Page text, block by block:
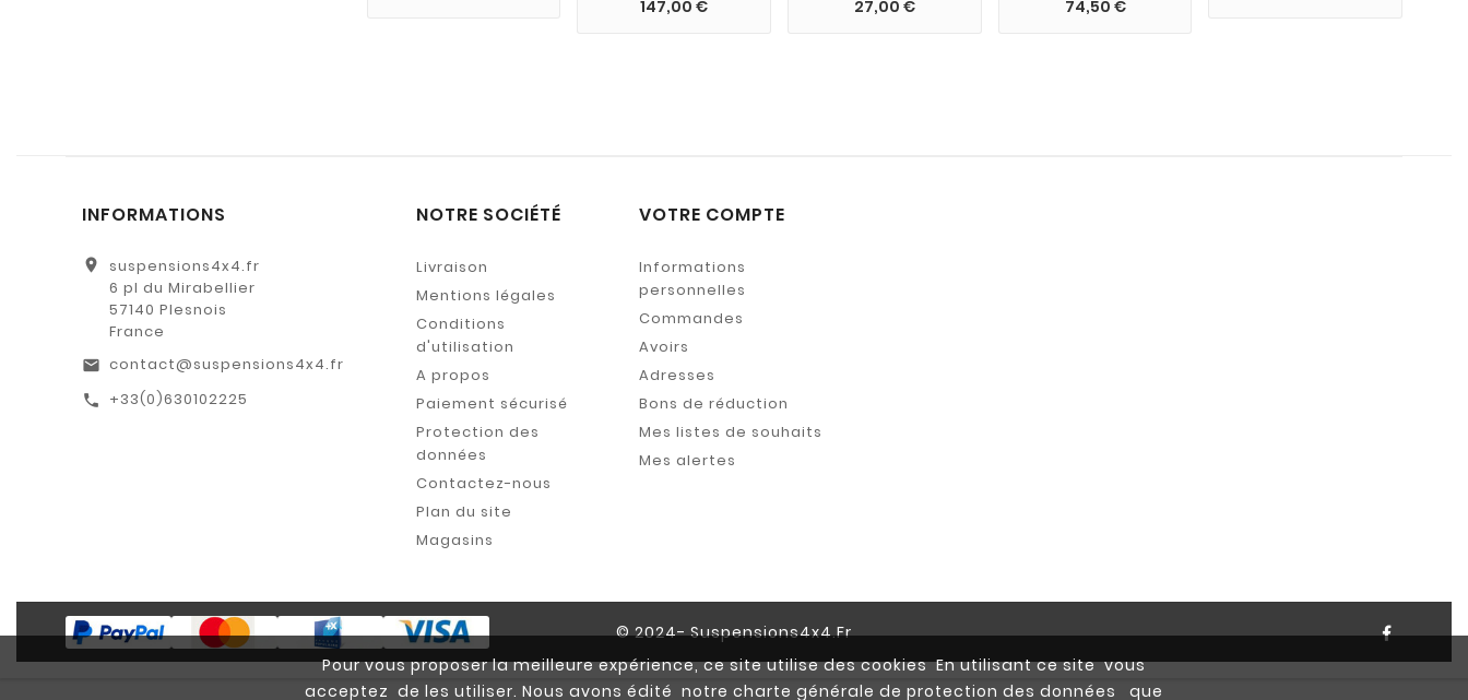
Pour vous proposer la meilleure expérience, ce site utilise des cookies En utilisant ce site vous
acceptez de les utiliser. Nous avons édité notre charte générale de protection des données que
147,00 € 27,00 € 74,50 €
INFORMATIONS
location_on
suspensions4x4.fr
6 pl du Mirabellier
57140 Plesnois
France
email contact@suspensions4x4.fr
call +33(0)630102225
NOTRE SOCIÉTÉ
Livraison
Mentions légales
Conditions
d'utilisation
A propos
Paiement sécurisé
Protection des
données
Contactez-nous
Plan du site
Magasins
VOTRE COMPTE
Informations
personnelles
Commandes
Avoirs
Adresses
Bons de réduction
Mes listes de souhaits
Mes alertes
© 2024- Suspensions4x4.fr